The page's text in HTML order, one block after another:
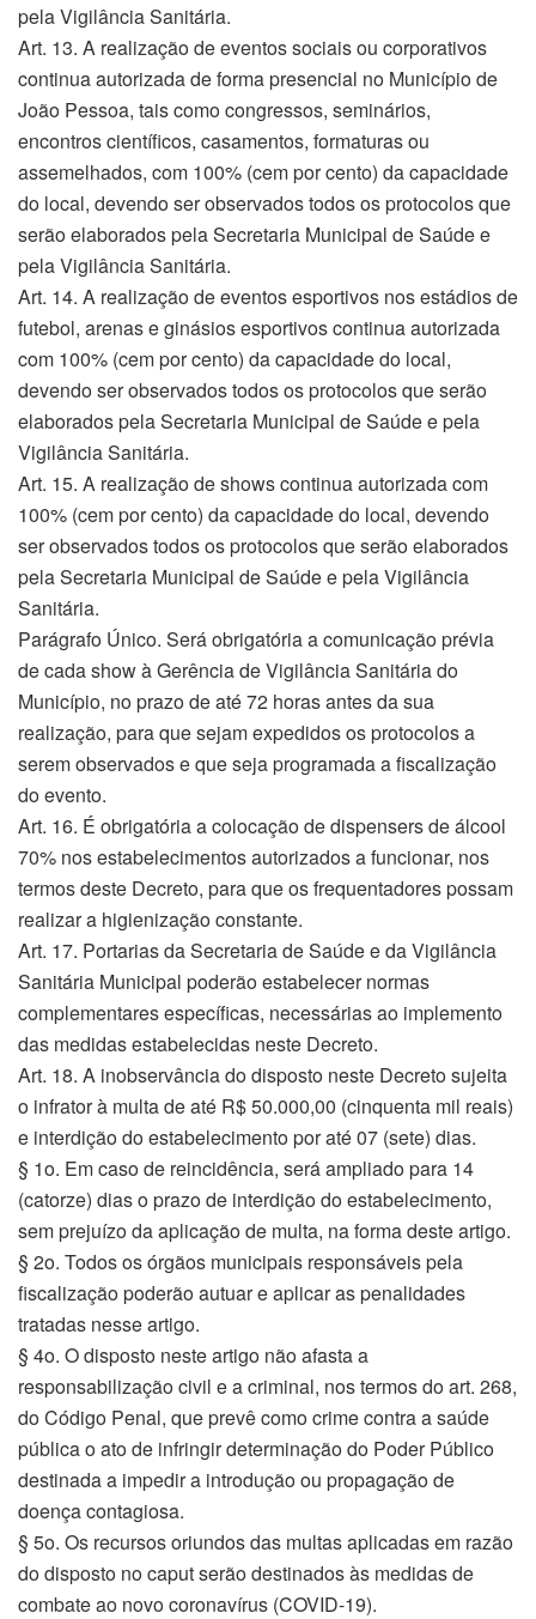
pela Vigilância Sanitária.
Art. 13. A realização de eventos sociais ou corporativos
continua autorizada de forma presencial no Município de
João Pessoa, tais como congressos, seminários,
encontros científicos, casamentos, formaturas ou
assemelhados, com 100% (cem por cento) da capacidade
do local, devendo ser observados todos os protocolos que
serão elaborados pela Secretaria Municipal de Saúde e
pela Vigilância Sanitária.
Art. 14. A realização de eventos esportivos nos estádios de
futebol, arenas e ginásios esportivos continua autorizada
com 100% (cem por cento) da capacidade do local,
devendo ser observados todos os protocolos que serão
elaborados pela Secretaria Municipal de Saúde e pela
Vigilância Sanitária.
Art. 15. A realização de shows continua autorizada com
100% (cem por cento) da capacidade do local, devendo
ser observados todos os protocolos que serão elaborados
pela Secretaria Municipal de Saúde e pela Vigilância
Sanitária.
Parágrafo Único. Será obrigatória a comunicação prévia
de cada show à Gerência de Vigilância Sanitária do
Município, no prazo de até 72 horas antes da sua
realização, para que sejam expedidos os protocolos a
serem observados e que seja programada a fiscalização
do evento.
Art. 16. É obrigatória a colocação de dispensers de álcool
70% nos estabelecimentos autorizados a funcionar, nos
termos deste Decreto, para que os frequentadores possam
realizar a higienização constante.
Art. 17. Portarias da Secretaria de Saúde e da Vigilância
Sanitária Municipal poderão estabelecer normas
complementares específicas, necessárias ao implemento
das medidas estabelecidas neste Decreto.
Art. 18. A inobservância do disposto neste Decreto sujeita
o infrator à multa de até R$ 50.000,00 (cinquenta mil reais)
e interdição do estabelecimento por até 07 (sete) dias.
§ 1o. Em caso de reincidência, será ampliado para 14
(catorze) dias o prazo de interdição do estabelecimento,
sem prejuízo da aplicação de multa, na forma deste artigo.
§ 2o. Todos os órgãos municipais responsáveis pela
fiscalização poderão autuar e aplicar as penalidades
tratadas nesse artigo.
§ 4o. O disposto neste artigo não afasta a
responsabilização civil e a criminal, nos termos do art. 268,
do Código Penal, que prevê como crime contra a saúde
pública o ato de infringir determinação do Poder Público
destinada a impedir a introdução ou propagação de
doença contagiosa.
§ 5o. Os recursos oriundos das multas aplicadas em razão
do disposto no caput serão destinados às medidas de
combate ao novo coronavírus (COVID-19).